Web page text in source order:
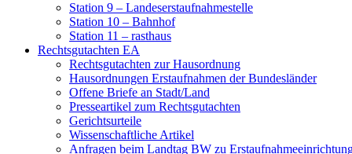
Station 9 – Landeserstaufnahmestelle
Station 10 – Bahnhof
Station 11 – rasthaus
Rechtsgutachten EA
Rechtsgutachten zur Hausordnung
Hausordnungen Erstaufnahmen der Bundesländer
Offene Briefe an Stadt/Land
Presseartikel zum Rechtsgutachten
Gerichtsurteile
Wissenschaftliche Artikel
Anfragen beim Landtag BW zu